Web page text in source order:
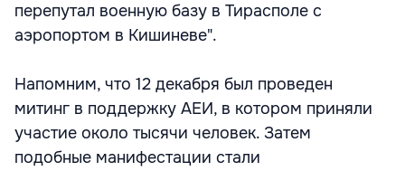
перепутал военную базу в Тирасполе с
аэропортом в Кишиневе".
Напомним, что 12 декабря был проведен
митинг в поддержку АЕИ, в котором приняли
участие около тысячи человек. Затем
подобные манифестации стали